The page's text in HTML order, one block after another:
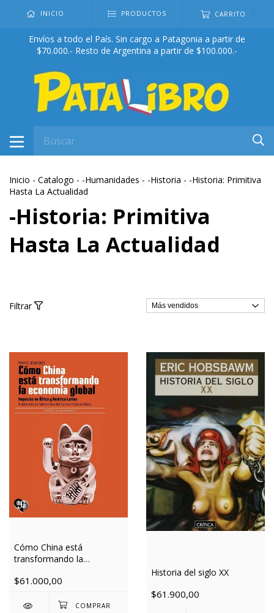
INICIO PRODUCTOS CARRITO
Envíos a todo el País. Sin cargo a Patagonia a partir de
$70.000.- Resto de Argentina a partir de $100.000.-
Inicio - Catalogo - -Humanidades - -Historia - -Historia: Primitiva
Hasta La Actualidad
-Historia: Primitiva
Hasta La Actualidad
Filtrar
Cómo China está
transformando la
$61.000,00
Historia del siglo XX
$61.900,00